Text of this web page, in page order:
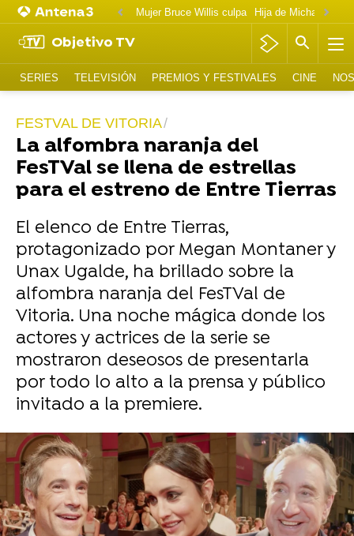
Mujer Bruce Willis culpa
Objetivo TV
SERIES TELEVISIÓN PREMIOS Y FESTIVALES CINE
FESTVAL DE VITORIA
La alfombra naranja del
FesTVal se llena de estrellas
para el estreno de Entre Tierras
El elenco de Entre Tierras,
protagonizado por Megan Montaner y
Unax Ugalde, ha brillado sobre la
alfombra naranja del FesTVal de
Vitoria. Una noche mágica donde los
actores y actrices de la serie se
mostraron deseosos de presentarla
por todo lo alto a la prensa y público
invitado a la premiere.
Entre Tierras, la nueva serie con Megan
Montaner y Unax Ugalde, se presenta en el
FesTVal: "El empoderamiento de la mujer"